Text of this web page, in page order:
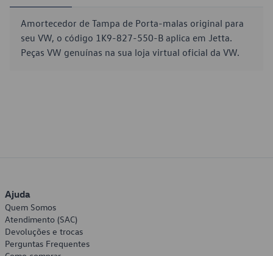
Amortecedor de Tampa de Porta-malas original para
seu VW, o código 1K9-827-550-B aplica em Jetta.
Peças VW genuínas na sua loja virtual oficial da VW.
Ajuda
Quem Somos
Atendimento (SAC)
Devoluções e trocas
Perguntas Frequentes